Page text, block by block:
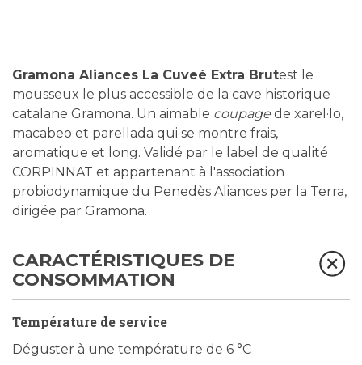
Gramona Aliances La Cuveé Extra Brutest le
mousseux le plus accessible de la cave historique
catalane Gramona. Un aimable coupage de xarel·lo,
macabeo et parellada qui se montre frais,
aromatique et long. Validé par le label de qualité
CORPINNAT et appartenant à l'association
probiodynamique du Penedès Aliances per la Terra,
dirigée par Gramona.
CARACTÉRISTIQUES DE
CONSOMMATION
Température de service
Déguster à une température de 6 °C